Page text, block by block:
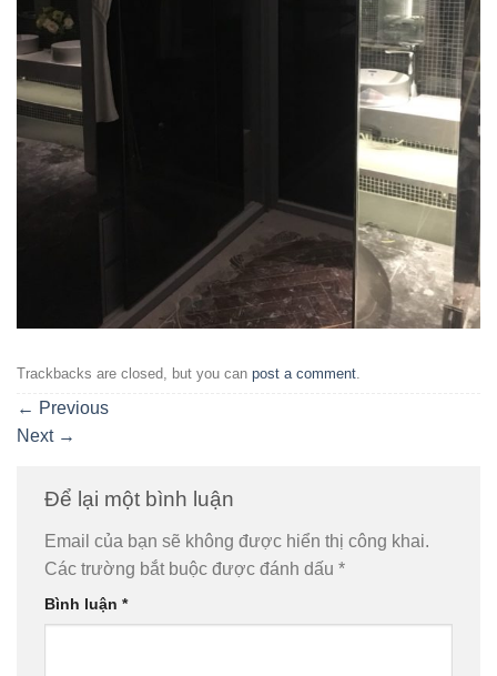
Trackbacks are closed, but you can post a comment
← Previous
Next →
Để lại một bình luận
Email của bạn sẽ không được hiển thị công khai.
Các trường bắt buộc được đánh dấu *
Bình luận *